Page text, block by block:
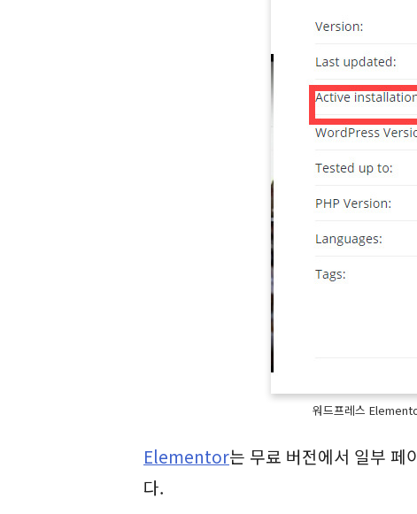
워드프레스
Elementor는 무료 버전에서 일부 페
다.